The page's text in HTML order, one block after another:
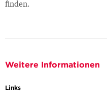
finden.
Weitere Informationen
Links